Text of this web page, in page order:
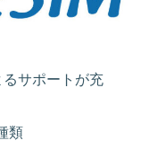
るサポートが充
類